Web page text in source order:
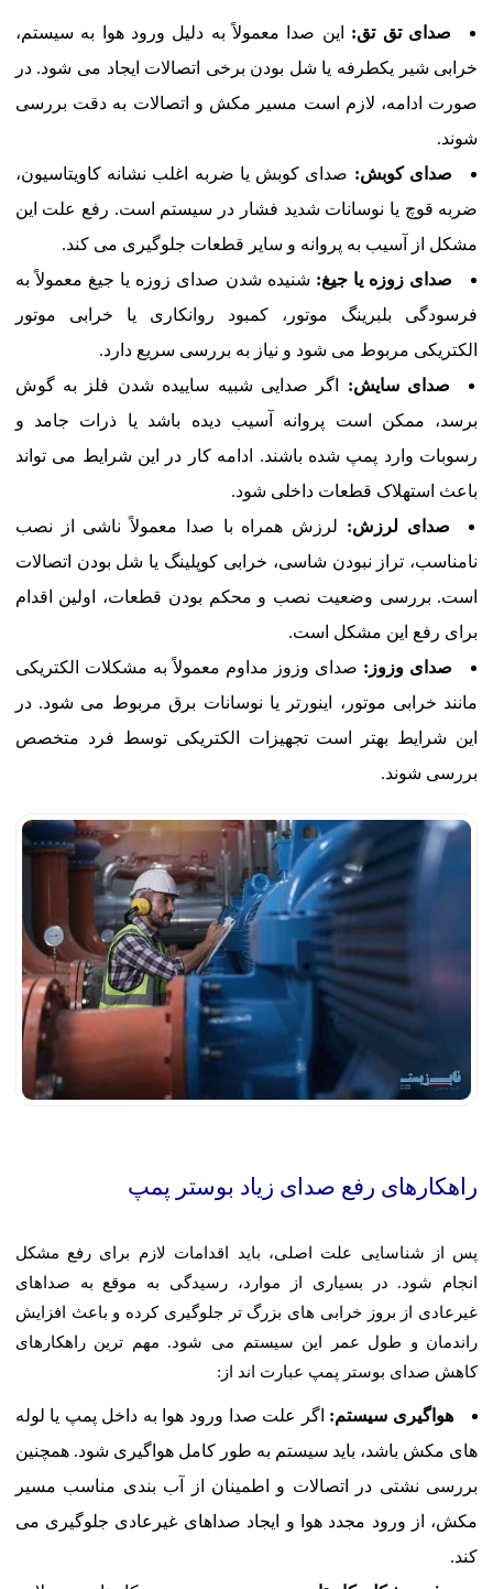
صدای تق تق:
این صدا معمولاً به دلیل ورود هوا به سیستم،
خرابی شیر یکطرفه یا شل بودن برخی اتصالات ایجاد می شود. در
صورت ادامه، لازم است مسیر مکش و اتصالات به دقت بررسی
شوند.
صدای کوبش: صدای کوبش یا ضربه اغلب نشانه کاویتاسیون،
ضربه قوچ یا نوسانات شدید فشار در سیستم است. رفع علت این
مشکل از آسیب به پروانه و سایر قطعات جلوگیری می کند.
صدای زوزه یا جیغ: شنیده شدن صدای زوزه یا جیغ معمولاً به
فرسودگی بلبرینگ موتور، کمبود روانکاری یا خرابی موتور
الکتریکی مربوط می شود و نیاز به بررسی سریع دارد.
صدای سایش:
اگر صدایی شبیه ساییده شدن فلز به گوش
برسد، ممکن است پروانه آسیب دیده باشد یا ذرات جامد و
رسوبات وارد پمپ شده باشند. ادامه کار در این شرایط می تواند
باعث استهلاک قطعات داخلی شود.
صدای لرزش: لرزش همراه با صدا معمولاً ناشی از نصب
نامناسب، تراز نبودن شاسی، خرابی کوپلینگ یا شل بودن اتصالات
است. بررسی وضعیت نصب و محکم بودن قطعات، اولین اقدام
برای رفع این مشکل است.
صدای وزوز: صدای وزوز مداوم معمولاً به مشکلات الکتریکی
مانند خرابی موتور، اینورتر یا نوسانات برق مربوط می شود. در
این شرایط بهتر است تجهیزات الکتریکی توسط فرد متخصص
بررسی شوند.
راهکارهای رفع صدای زیاد بوستر پمپ
پس از شناسایی علت اصلی، باید اقدامات لازم برای رفع مشکل
انجام شود. در بسیاری از موارد، رسیدگی به موقع به صداهای
غیرعادی از بروز خرابی های بزرگ تر جلوگیری کرده و باعث افزایش
راندمان و طول عمر این سیستم می شود. مهم ترین راهکارهای
کاهش صدای بوستر پمپ عبارت اند از:
هواگیری سیستم: اگر علت صدا ورود هوا به داخل پمپ یا لوله
های مکش باشد، باید سیستم به طور کامل هواگیری شود. همچنین
بررسی نشتی در اتصالات و اطمینان از آب بندی مناسب مسیر
مکش، از ورود مجدد هوا و ایجاد صداهای غیرعادی جلوگیری می
کند.